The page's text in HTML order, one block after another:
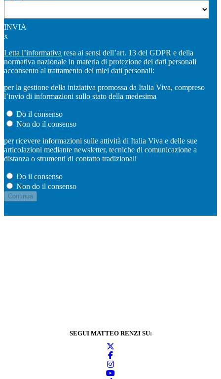
INVIA
x
Letta l’informativa resa ai sensi dell’art. 13 del GDPR e della
normativa nazionale in materia di protezione dei dati personali
acconsento al trattamento dei miei dati personali:
per la gestione della iniziativa promossa da Italia Viva, compreso
l’invio di informazioni sullo stato della medesima
Do il consenso
Non do il consenso
per ricevere informazioni sulle attività di Italia Viva e delle sue
articolazioni mediante newsletter, tecniche di comunicazione a
distanza o strumenti di contatto tradizionali
Do il consenso
Non do il consenso
SEGUI MATTEO RENZI SU: